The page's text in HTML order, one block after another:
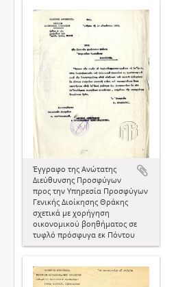
Έγγραφο της Ανώτατης
Διεύθυνσης Προσφύγων
προς την Υπηρεσία Προσφύγων
Γενικής Διοίκησης Θράκης
σχετικά με χορήγηση
οικονομικού βοηθήματος σε
τυφλό πρόσφυγα εκ Πόντου